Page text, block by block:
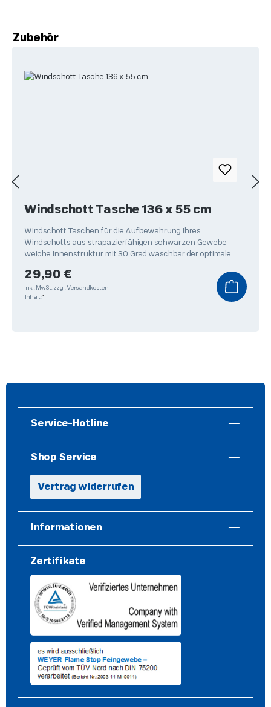
Produktgalerie überspringen
Zubehör
Windschott Tasche 136 x 55 cm
Windschott Taschen für die Aufbewahrung Ihres
Windschotts aus strapazierfähigen schwarzen Gewebe
weiche Innenstruktur mit 30 Grad waschbar der optimale
Regulärer Preis:
29,90 €
inkl. MwSt. zzgl. Versandkosten
Inhalt: 1
Service-Hotline
Shop Service
Vertrag widerrufen
Informationen
Zertifikate